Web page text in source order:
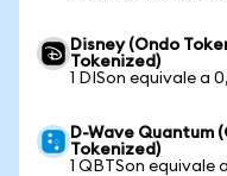
Disney (Ondo
Tokenized)
1 DISon equivale a
D-Wave Quantum
Tokenized)
1 QBTSon equivale